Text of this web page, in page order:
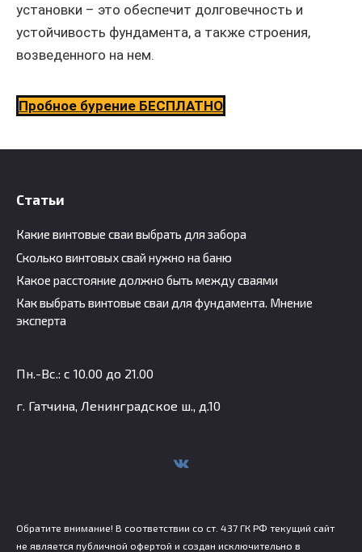
установки – это обеспечит долговечность и
устойчивость фундамента, а также строения,
возведенного на нем.
Пробное бурение БЕСПЛАТНО
Статьи
Какие винтовые сваи выбрать для забора
Сколько винтовых свай нужно на баню
Какое расстояние должно быть между сваями
Как выбрать винтовые сваи для фундамента. Мнение
эксперта
Пн.-Вс.: с 10.00 до 21.00
г. Гатчина, Ленинградское ш., д.10
Обратите внимание! В соответствии со ст. 437 ГК РФ текущий сайт
не является публичной офертой и создан исключительно в